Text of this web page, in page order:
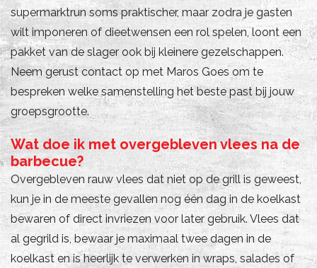
supermarktrun soms praktischer, maar zodra je gasten
wilt imponeren of dieetwensen een rol spelen, loont een
pakket van de slager ook bij kleinere gezelschappen.
Neem gerust contact op met Maros Goes om te
bespreken welke samenstelling het beste past bij jouw
groepsgrootte.
Wat doe ik met overgebleven vlees na de
barbecue?
Overgebleven rauw vlees dat niet op de grill is geweest,
kun je in de meeste gevallen nog één dag in de koelkast
bewaren of direct invriezen voor later gebruik. Vlees dat
al gegrild is, bewaar je maximaal twee dagen in de
koelkast en is heerlijk te verwerken in wraps, salades of